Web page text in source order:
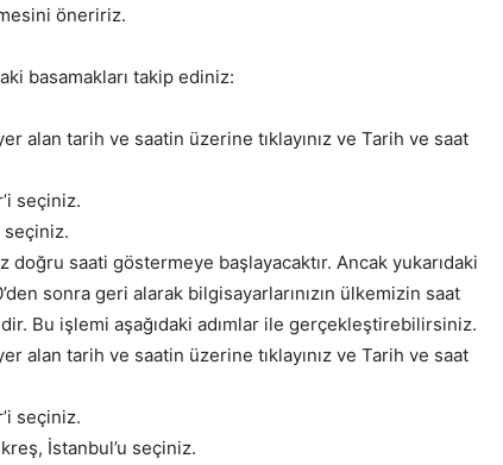
öneririz.
basamakları takip ediniz:
alan tarih ve saatin üzerine tıklayınız ve Tarih ve saat
seçiniz.
seçiniz.
doğru saati göstermeye başlayacaktır. Ancak yukarıdaki
sonra geri alarak bilgisayarlarınızın ülkemizin saat
Bu işlemi aşağıdaki adımlar ile gerçekleştirebilirsiniz.
alan tarih ve saatin üzerine tıklayınız ve Tarih ve saat
seçiniz.
İstanbul’u seçiniz.